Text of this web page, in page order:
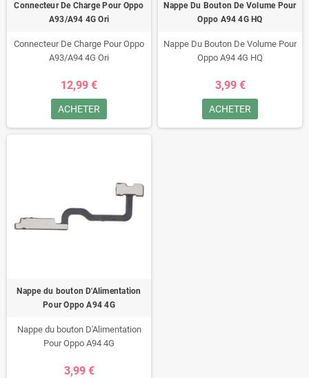
Connecteur De Charge Pour Oppo
A93/A94 4G Ori
Connecteur De Charge Pour Oppo
A93/A94 4G Ori
12,99 €
ACHETER
Nappe Du Bouton De Volume Pour
Oppo A94 4G HQ
Nappe Du Bouton De Volume Pour
Oppo A94 4G HQ
3,99 €
ACHETER
Nappe du bouton D'Alimentation
Pour Oppo A94 4G
Nappe du bouton D'Alimentation
Pour Oppo A94 4G
3,99 €